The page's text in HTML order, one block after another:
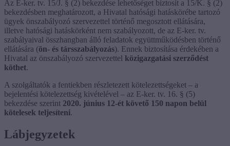
Az E-ker. tv. 15/J. § (2) bekezdése lehetőséget biztosít a 15/K. § (2)
bekezdésben meghatározott, a Hivatal hatósági hatáskörébe tartozó
ügyek önszabályozó szervezettel történő megosztott ellátására,
illetve hatósági hatáskörként nem szabályozott, de az E-ker. tv.
szabályaival összhangban álló feladatok együttműködésben történő
ellátására (ön- és társszabályozás). Ennek biztosítása érdekében a
Hivatal az önszabályozó szervezettel
közigazgatási szerződést
köthet.
A szolgáltatók a fentiekben részletezett kötelezettségeket – a
bejelentési kötelezettség kivételével – az E-ker. tv. 16. § (5)
bekezdése szerint 2020. június 12-ét követő 150 napon belül
kötelesek teljesíteni.
Lábjegyzetek